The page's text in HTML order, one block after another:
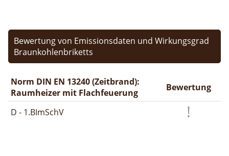
Bewertung von Emissionsdaten und Wirkungsgrad
Braunkohlenbriketts
Norm DIN EN 13240 (Zeitbrand):
Raumheizer mit Flachfeuerung
Bewertung
D - 1.BImSchV